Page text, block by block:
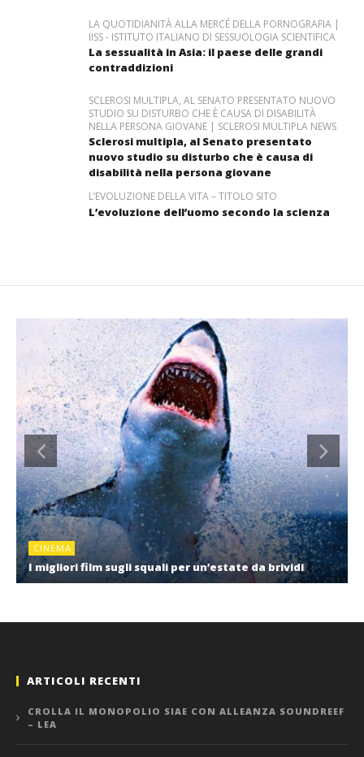
LA QUOTIDIANITÀ ALLA MERCÉ DELLA PORNOGRAFIA |
IISS - ISTITUTO ITALIANO DI SESSUOLOGIA SCIENTIFICA
La sessualità in Asia: il paese delle grandi
contraddizioni
SCLEROSI MULTIPLA, AL SENATO PRESENTATO NUOVO
STUDIO SU DISTURBO CHE È CAUSA DI DISABILITÀ
NELLA PERSONA GIOVANE | SCLEROSI MULTIPLA NEWS
Sclerosi multipla, al Senato presentato
nuovo studio su disturbo che è causa di
disabilità nella persona giovane
L’EVOLUZIONE DELLA VITA – TITOLO SITO
L’evoluzione dell’uomo secondo la scienza
CINEMA
I migliori film sugli squali per un’estate da brividi
ARTICOLI RECENTI
CROLLA IL MONOPOLIO SIAE CON ALLEANZA SOUNDREEF
– LEA